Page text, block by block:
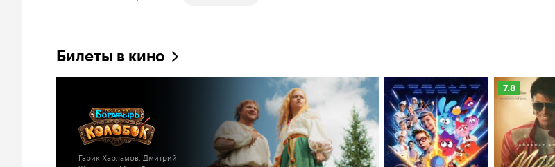
Билеты в кино
Гарик Харламов, Дмитрий
Рейтинг
Кинопоиска
7.8